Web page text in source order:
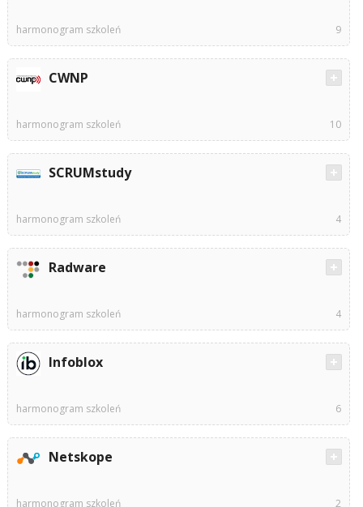
harmonogram szkoleń 9
CWNP
harmonogram szkoleń 10
SCRUMstudy
harmonogram szkoleń 4
Radware
harmonogram szkoleń 4
Infoblox
harmonogram szkoleń 6
Netskope
harmonogram szkoleń 2